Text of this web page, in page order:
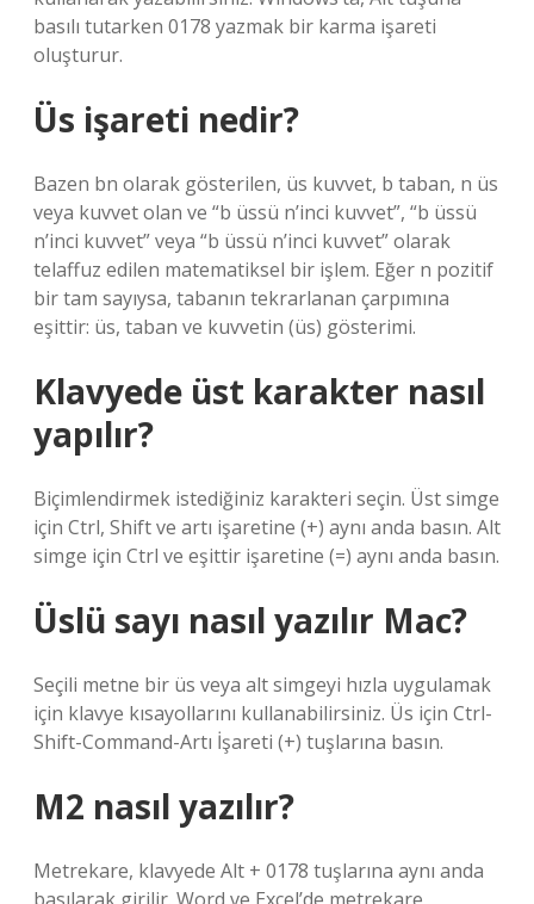
basılı tutarken 0178 yazmak bir karma işareti
oluşturur.
Üs işareti nedir?
Bazen bn olarak gösterilen, üs kuvvet, b taban, n üs
veya kuvvet olan ve “b üssü n’inci kuvvet”, “b üssü
n’inci kuvvet” veya “b üssü n’inci kuvvet” olarak
telaffuz edilen matematiksel bir işlem. Eğer n pozitif
bir tam sayıysa, tabanın tekrarlanan çarpımına
eşittir: üs, taban ve kuvvetin (üs) gösterimi.
Klavyede üst karakter nasıl
yapılır?
Biçimlendirmek istediğiniz karakteri seçin. Üst simge
için Ctrl, Shift ve artı işaretine (+) aynı anda basın. Alt
simge için Ctrl ve eşittir işaretine (=) aynı anda basın.
Üslü sayı nasıl yazılır Mac?
Seçili metne bir üs veya alt simgeyi hızla uygulamak
için klavye kısayollarını kullanabilirsiniz. Üs için Ctrl-
Shift-Command-Artı İşareti (+) tuşlarına basın.
M2 nasıl yazılır?
Metrekare, klavyede Alt + 0178 tuşlarına aynı anda